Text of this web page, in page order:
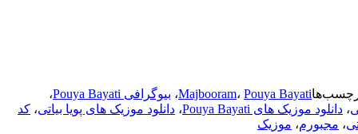
Majbooram، Pouya Bayati ، بیوگرافی Pouya Bayati
،
، دانلود موزیک های Pouya Bayati ، دانلود موزیک های پویا بیاتی، کد
، مجبورم، موزیک